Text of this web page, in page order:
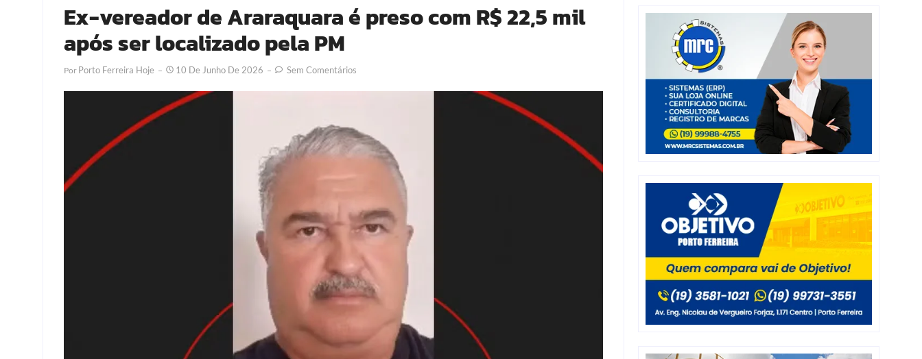
Ex-vereador de Araraquara é preso com R$ 22,5 mil
após ser localizado pela PM
Por Porto Ferreira Hoje 10 De Junho De 2026 Sem Comentários